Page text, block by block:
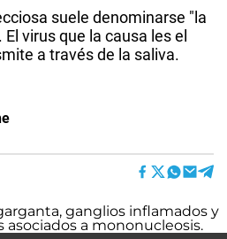
suele denominarse "la
virus que la causa les el
a través de la saliva.